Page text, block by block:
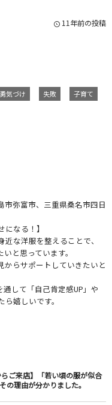
11年前の投稿
勇気づけ 失敗 子育て
市弥富市、三重県桑名市四日
なる！】
な洋服を整えることで、
と思っています。
からサポートしていきたいと
して「自己肯定感UP」や
嬉しいです。
らご来店】「若い頃の服が似合
の理由が分かりました。